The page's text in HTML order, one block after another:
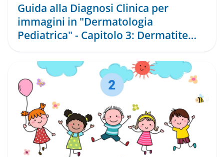
Guida alla Diagnosi Clinica per
immagini in "Dermatologia
Pediatrica" - Capitolo 3: Dermatite